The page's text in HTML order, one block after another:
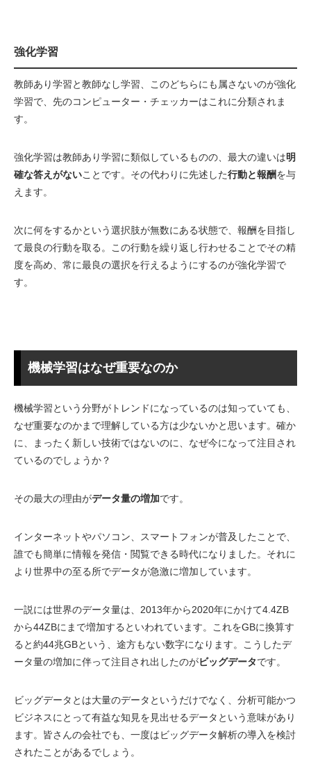
強化学習
教師あり学習と教師なし学習、このどちらにも属さないのが強化
学習で、先のコンピューター・チェッカーはこれに分類されま
す。
強化学習は教師あり学習に類似しているものの、最大の違いは明
確な答えがないことです。その代わりに先述した行動と報酬を与
えます。
次に何をするかという選択肢が無数にある状態で、報酬を目指し
て最良の行動を取る。この行動を繰り返し行わせることでその精
度を高め、常に最良の選択を行えるようにするのが強化学習で
す。
機械学習はなぜ重要なのか
機械学習という分野がトレンドになっているのは知っていても、
なぜ重要なのかまで理解している方は少ないかと思います。確か
に、まったく新しい技術ではないのに、なぜ今になって注目され
ているのでしょうか？
その最大の理由がデータ量の増加です。
インターネットやパソコン、スマートフォンが普及したことで、
誰でも簡単に情報を発信・閲覧できる時代になりました。それに
より世界中の至る所でデータが急激に増加しています。
一説には世界のデータ量は、2013年から2020年にかけて4.4ZB
から44ZBにまで増加するといわれています。これをGBに換算す
ると約44兆GBという、途方もない数字になります。こうしたデ
ータ量の増加に伴って注目され出したのがビッグデータです。
ビッグデータとは大量のデータというだけでなく、分析可能かつ
ビジネスにとって有益な知見を見出せるデータという意味があり
ます。皆さんの会社でも、一度はビッグデータ解析の導入を検討
されたことがあるでしょう。